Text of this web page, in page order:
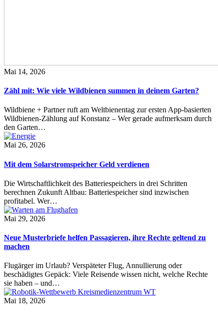
Mai 14, 2026
Zähl mit: Wie viele Wildbienen summen in deinem Garten?
Wildbiene + Partner ruft am Weltbienentag zur ersten App-basierten
Wildbienen-Zählung auf Konstanz – Wer gerade aufmerksam durch
den Garten…
Mai 26, 2026
Mit dem Solarstromspeicher Geld verdienen
Die Wirtschaftlichkeit des Batteriespeichers in drei Schritten
berechnen Zukunft Altbau: Batteriespeicher sind inzwischen
profitabel. Wer…
Mai 29, 2026
Neue Musterbriefe helfen Passagieren, ihre Rechte geltend zu
machen
Flugärger im Urlaub? Verspäteter Flug, Annullierung oder
beschädigtes Gepäck: Viele Reisende wissen nicht, welche Rechte
sie haben – und…
Mai 18, 2026